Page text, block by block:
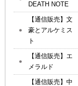
DEATH NOTE
【通信販売】文
豪とアルケミス
ト
【通信販売】エ
メラルド
【通信販売】中